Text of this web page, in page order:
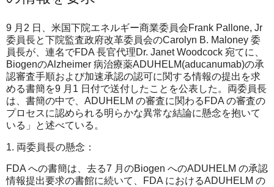
9 月2 日、米国下院エネルギー商業委員会Frank Pallone, Jr
委員長と下院監査政府改革委員会のCarolyn B. Maloney 委
員長が、連名でFDA 長官代理Dr. Janet Woodcock 宛てに、
BiogenのAlzheimer 病治療薬ADUHELM(aducanumab)の承
認審査手順および加速承認の認可に関する情報の提出を求
める書簡を9 月1 日付で送付したことを公表した。両委員長
は、書簡の中で、ADUHELM の審査に関わるFDA の審査の
プロセスに認められる明らかな異常な結論に懸念を抱いて
いる」と述べている。
1. 両委員長の懸念：
FDA への書簡は、去る7 月のBiogen へのADUHELM の承認
情報提出要求の書館に続いて、FDA におけるADUHELM の